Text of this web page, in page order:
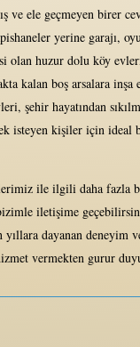
ve ele geçmeyen birer
yerine garajı,
olan huzur dolu köy
kalan boş arsalara inşa
şehir hayatından
isteyen kişiler için ideal
ile ilgili daha fazla
iletişime
yıllara dayanan deneyim
vermekten gurur